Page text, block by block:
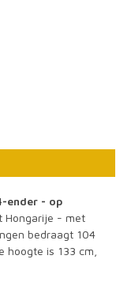
ender - op
Hongarije - met
bedraagt 104
hoogte is 133 cm,